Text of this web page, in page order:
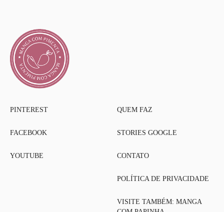
PINTEREST
FACEBOOK
YOUTUBE
QUEM FAZ
STORIES GOOGLE
CONTATO
POLÍTICA DE PRIVACIDADE
VISITE TAMBÉM: MANGA